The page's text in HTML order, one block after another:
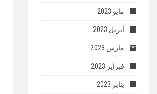
مايو 2023
أبريل 2023
مارس 2023
فبراير 2023
يناير 2023